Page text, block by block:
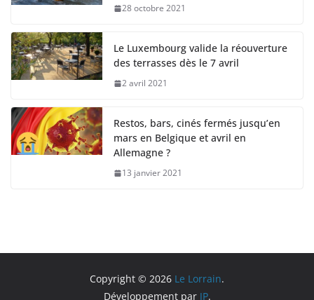
28 octobre 2021
Le Luxembourg valide la réouverture
des terrasses dès le 7 avril
2 avril 2021
Restos, bars, cinés fermés jusqu’en
mars en Belgique et avril en
Allemagne ?
13 janvier 2021
Copyright © 2026 Le Lorrain.
Développement par JP.